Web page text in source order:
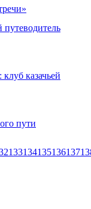
казачьей
пути
133134135136137